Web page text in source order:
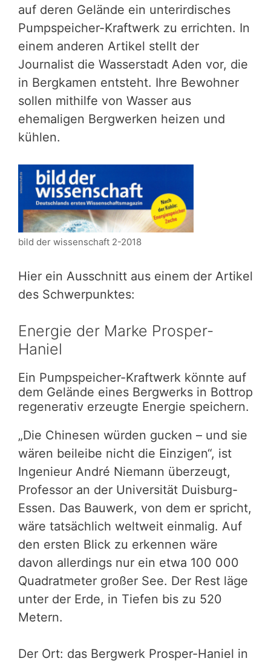
auf deren Gelände ein unterirdisches
Pumpspeicher-Kraftwerk zu errichten. In
einem anderen Artikel stellt der
Journalist die Wasserstadt Aden vor, die
in Bergkamen entsteht. Ihre Bewohner
sollen mithilfe von Wasser aus
ehemaligen Bergwerken heizen und
kühlen.
bild der wissenschaft 2-2018
Hier ein Ausschnitt aus einem der Artikel
des Schwerpunktes:
Energie der Marke Prosper-
Haniel
Ein Pumpspeicher-Kraftwerk könnte auf
dem Gelände eines Bergwerks in Bottrop
regenerativ erzeugte Energie speichern.
„Die Chinesen würden gucken – und sie
wären beileibe nicht die Einzigen“, ist
Ingenieur André Niemann überzeugt,
Professor an der Universität Duisburg-
Essen. Das Bauwerk, von dem er spricht,
wäre tatsächlich weltweit einmalig. Auf
den ersten Blick zu erkennen wäre
davon allerdings nur ein etwa 100 000
Quadratmeter großer See. Der Rest läge
unter der Erde, in Tiefen bis zu 520
Metern.
Der Ort: das Bergwerk Prosper-Haniel in